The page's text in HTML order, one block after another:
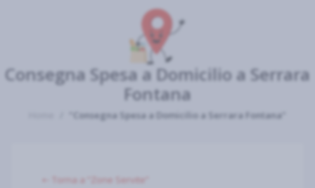
Consegna Spesa a Domicilio a Serrara
Fontana
"Consegna Spesa a Domicilio a Serrara Fontana"
⇠ Torna a “Zone Servite”